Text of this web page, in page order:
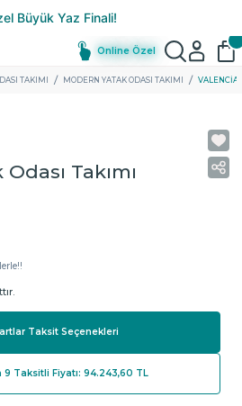
Online Özel
TAKIMI MODERN YATAK ODASI TAKIMI VALENCIA
Takımı
Taksit Seçenekleri
Taksitli Fiyatı: 94.243,60 TL